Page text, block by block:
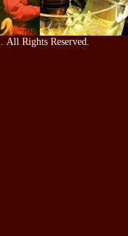
. All Rights Reserved.